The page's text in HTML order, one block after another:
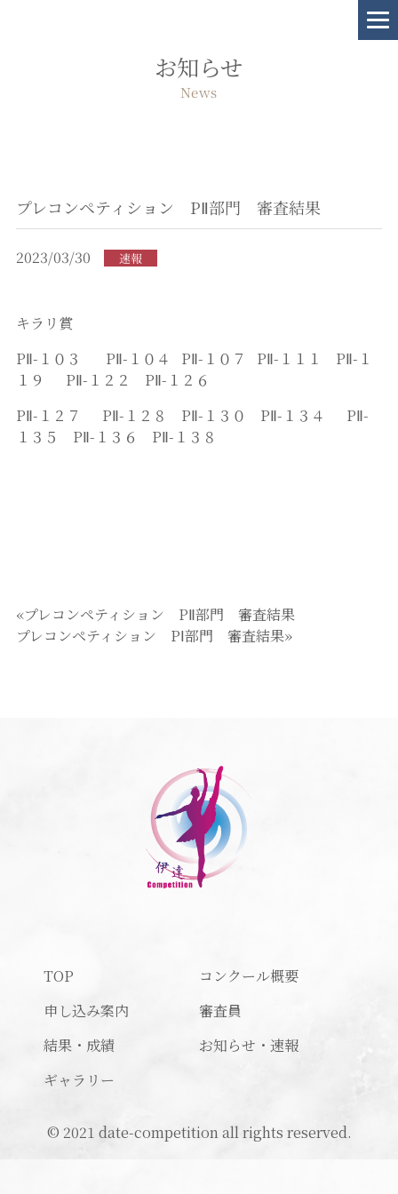
お知らせ
News
プレコンペティション PⅡ部門 審査結果
2023/03/30 速報
キラリ賞
PⅡ-１０３ PⅡ-１０４ PⅡ-１０７ PⅡ-１１１ PⅡ-１
１９ PⅡ-１２２ PⅡ-１２６
PⅡ-１２７ PⅡ-１２８ PⅡ-１３０ PⅡ-１３４ PⅡ-
１３５ PⅡ-１３６ PⅡ-１３８
«プレコンペティション PⅡ部門 審査結果
プレコンペティション PⅠ部門 審査結果»
TOP
コンクール概要
申し込み案内
審査員
結果・成績
お知らせ・速報
ギャラリー
© 2021 date-competition all rights reserved.